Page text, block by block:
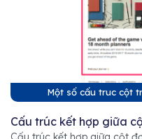
Một số cấu truc cột
Cấu trúc kết hợp giữa